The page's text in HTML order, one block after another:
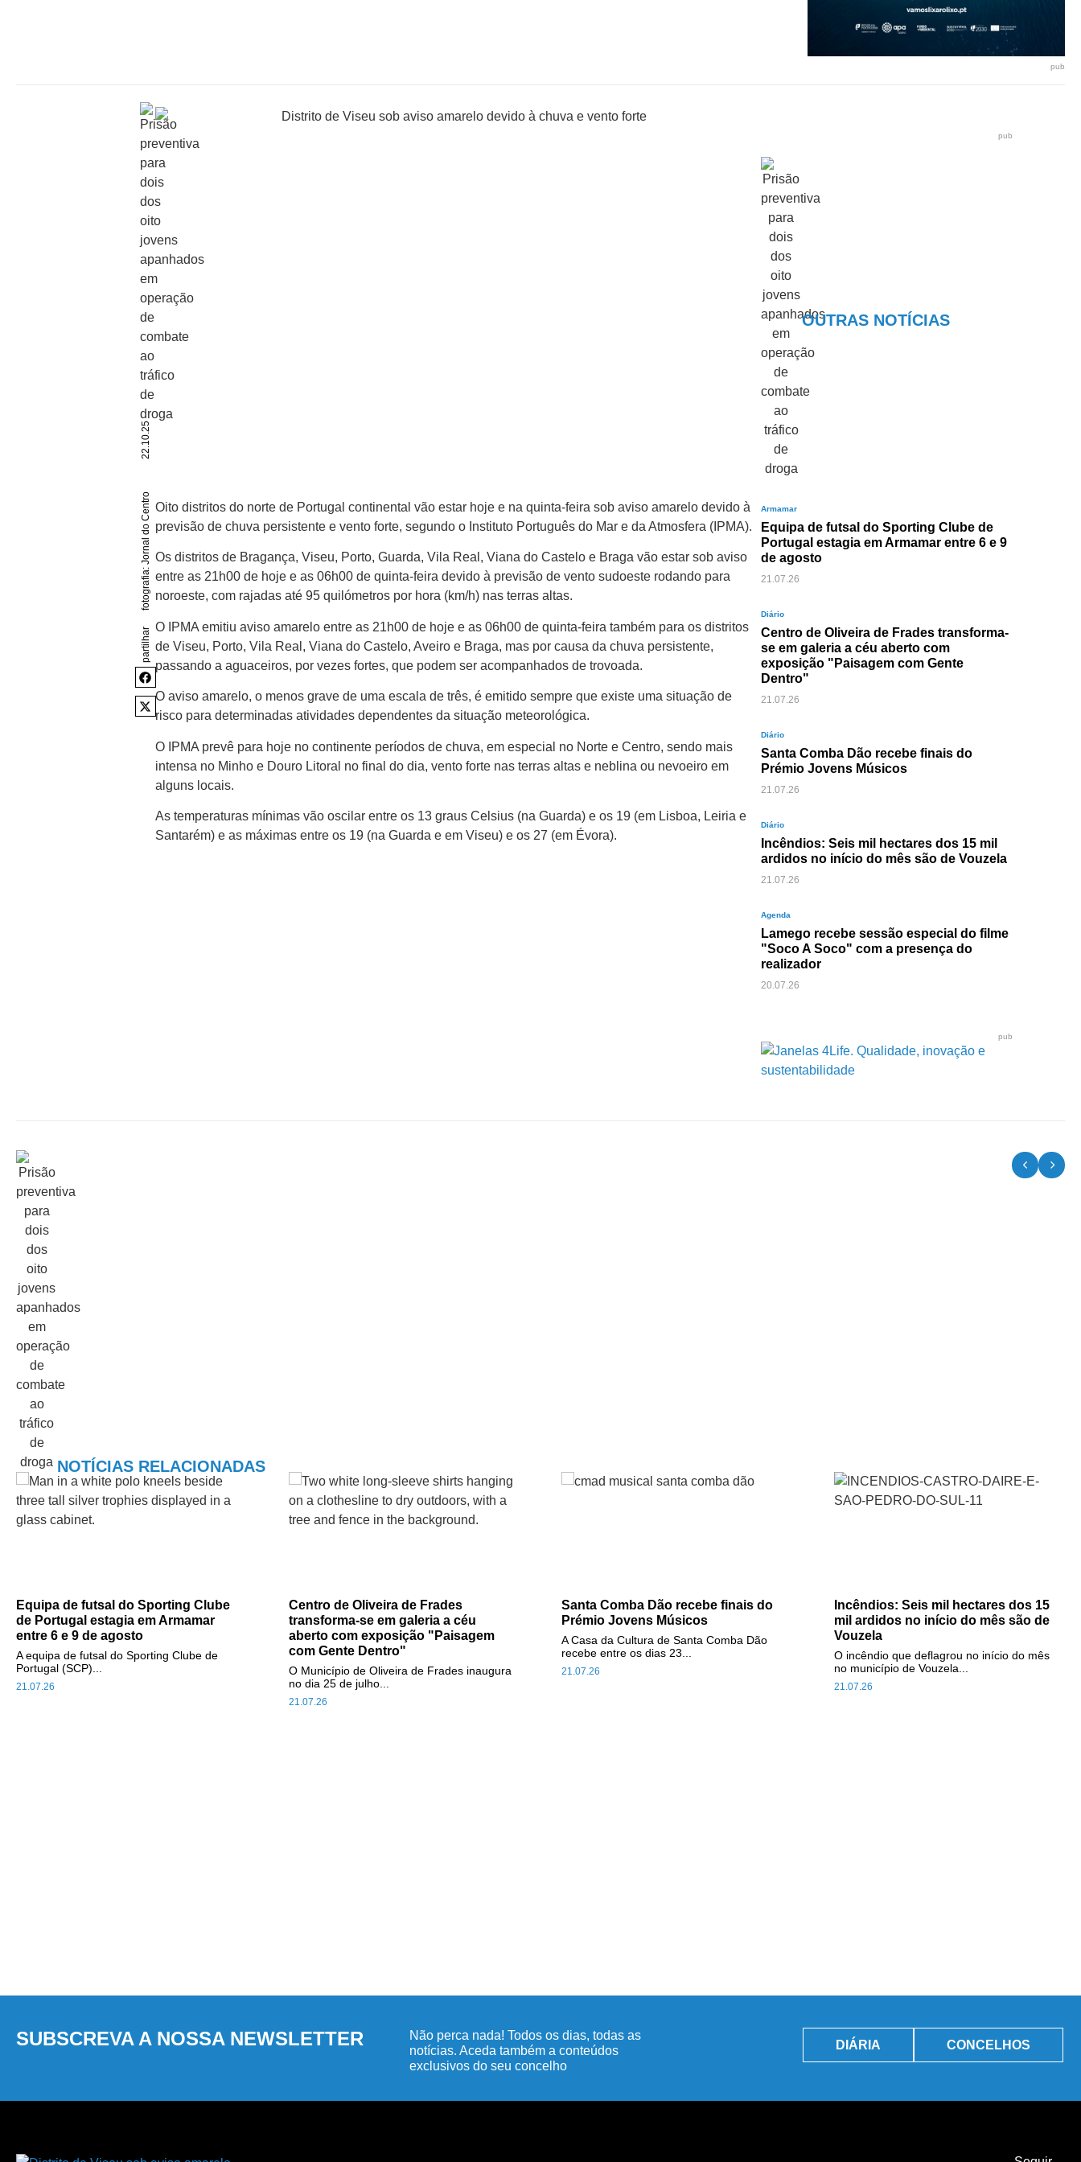
pub
22.10.25
fotografia: Jornal do Centro
partilhar
Oito distritos do norte de Portugal continental vão estar hoje e na quinta-feira sob aviso amarelo devido à
previsão de chuva persistente e vento forte, segundo o Instituto Português do Mar e da Atmosfera (IPMA).
Os distritos de Bragança, Viseu, Porto, Guarda, Vila Real, Viana do Castelo e Braga vão estar sob aviso
entre as 21h00 de hoje e as 06h00 de quinta-feira devido à previsão de vento sudoeste rodando para
noroeste, com rajadas até 95 quilómetros por hora (km/h) nas terras altas.
O IPMA emitiu aviso amarelo entre as 21h00 de hoje e as 06h00 de quinta-feira também para os distritos
de Viseu, Porto, Vila Real, Viana do Castelo, Aveiro e Braga, mas por causa da chuva persistente,
passando a aguaceiros, por vezes fortes, que podem ser acompanhados de trovoada.
O aviso amarelo, o menos grave de uma escala de três, é emitido sempre que existe uma situação de
risco para determinadas atividades dependentes da situação meteorológica.
O IPMA prevê para hoje no continente períodos de chuva, em especial no Norte e Centro, sendo mais
intensa no Minho e Douro Litoral no final do dia, vento forte nas terras altas e neblina ou nevoeiro em
alguns locais.
As temperaturas mínimas vão oscilar entre os 13 graus Celsius (na Guarda) e os 19 (em Lisboa, Leiria e
Santarém) e as máximas entre os 19 (na Guarda e em Viseu) e os 27 (em Évora).
pub
OUTRAS NOTÍCIAS
Armamar
Equipa de futsal do Sporting Clube de
Portugal estagia em Armamar entre 6 e 9
de agosto
21.07.26
Diário
Centro de Oliveira de Frades transforma-
se em galeria a céu aberto com
exposição "Paisagem com Gente
Dentro"
21.07.26
Diário
Santa Comba Dão recebe finais do
Prémio Jovens Músicos
21.07.26
Diário
Incêndios: Seis mil hectares dos 15 mil
ardidos no início do mês são de Vouzela
21.07.26
Agenda
Lamego recebe sessão especial do filme
"Soco A Soco" com a presença do
realizador
20.07.26
pub
NOTÍCIAS RELACIONADAS
Equipa de futsal do Sporting Clube
de Portugal estagia em Armamar
entre 6 e 9 de agosto
21.07.26
A equipa de futsal do Sporting Clube de
Portugal (SCP)...
Centro de Oliveira de Frades
transforma-se em galeria a céu
aberto com exposição "Paisagem
com Gente Dentro"
21.07.26
O Município de Oliveira de Frades inaugura
no dia 25 de julho...
Santa Comba Dão recebe finais do
Prémio Jovens Músicos
21.07.26
A Casa da Cultura de Santa Comba Dão
recebe entre os dias 23...
Incêndios: Seis mil hectares dos 15
mil ardidos no início do mês são de
Vouzela
21.07.26
O incêndio que deflagrou no início do mês
no município de Vouzela...
SUBSCREVA A NOSSA NEWSLETTER
Não perca nada! Todos os dias, todas as
notícias. Aceda também a conteúdos
exclusivos do seu concelho
DIÁRIA CONCELHOS